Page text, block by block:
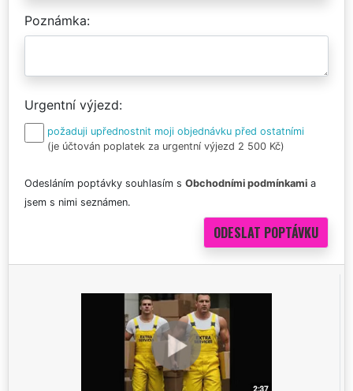
Poznámka
Urgentní výjezd
požaduji upřednostnit moji objednávku před ostatními
(je účtován poplatek za urgentní výjezd 2 500 Kč)
Odesláním poptávky souhlasím s Obchodními podmínkami a
jsem s nimi seznámen.